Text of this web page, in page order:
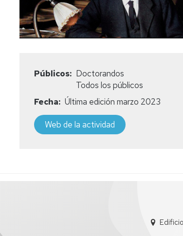
Públicos
Doctorandos
Todos los públicos
Fecha
Última edición marzo 2023
Web de la actividad